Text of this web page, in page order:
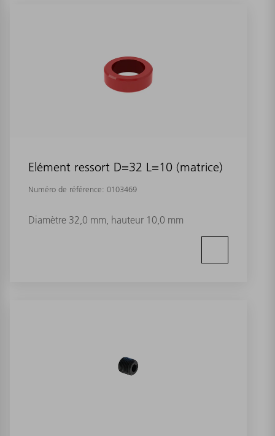
Elément ressort D=32 L=10 (matrice)
Numéro de référence: 0103469
Diamètre 32,0 mm, hauteur 10,0 mm